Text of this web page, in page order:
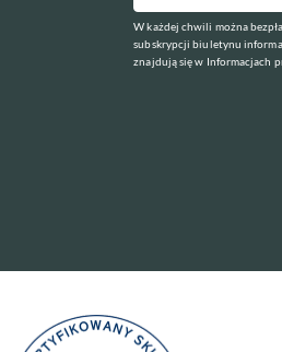
W każdej chwili można
subskrypcji biuletynu
znajdują się w Informacjach